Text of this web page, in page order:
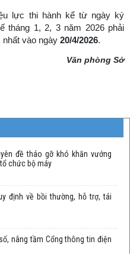
lực thi hành kể từ ngày ký
tháng 1, 2, 3 năm 2026 phải
vào ngày 20/4/2026.
Văn phòng Sở
đề tháo gỡ khó khăn vướng
chức bộ máy
định về bồi thường, hỗ trợ, tái
nâng tầm Cổng thông tin điện